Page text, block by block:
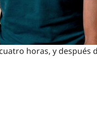
horas, y después